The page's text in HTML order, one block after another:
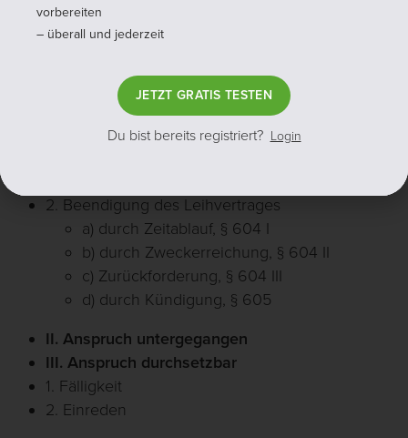
© Lecturio GmbH. Alle Rechte vorbehalten.
Prüfungsschema: Herausgabeanspruch, § 604 BGB
2. Beendigung des Leihvertrages
a) durch Zeitablauf, § 604 I
b) durch Zweckerreichung, § 604 II
c) Zurückforderung, § 604 III
d) durch Kündigung, § 605
II. Anspruch untergegangen
III. Anspruch durchsetzbar
1. Fälligkeit
2. Einreden
vorbereiten
– überall und jederzeit
JETZT GRATIS TESTEN
Du bist bereits registriert? Login